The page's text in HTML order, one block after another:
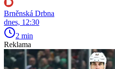
Brněnská Drbna
dnes, 12:30
2 min
Reklama